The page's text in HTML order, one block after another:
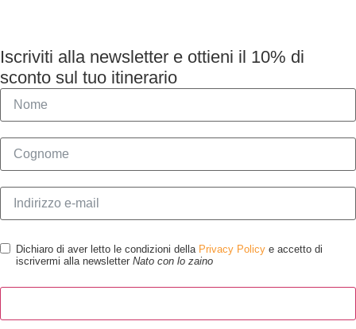
Iscriviti alla newsletter e ottieni il 10% di
sconto sul tuo itinerario
Dichiaro di aver letto le condizioni della Privacy Policy e accetto di
iscrivermi alla newsletter Nato con lo zaino